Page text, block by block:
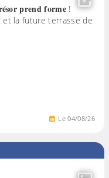
𝐩𝐫𝐞𝐧𝐝 𝐟𝐨𝐫𝐦𝐞 !
et la future terrasse de
Le04/08/26